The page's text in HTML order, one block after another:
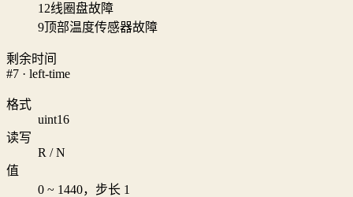
12线圈盘故障
9顶部温度传感器故障
剩余时间
#7 · left-time
格式
uint16
读写
R / N
值
0 ~ 1440，步长 1